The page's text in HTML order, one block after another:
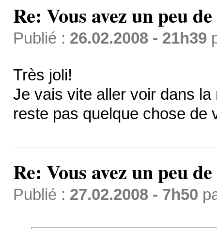
Re: Vous avez un peu
Publié : 26.02.2008 - 21h39
Très joli!
Je vais vite aller voir dans
reste pas quelque chose de
Re: Vous avez un peu
Publié : 27.02.2008 - 7h50